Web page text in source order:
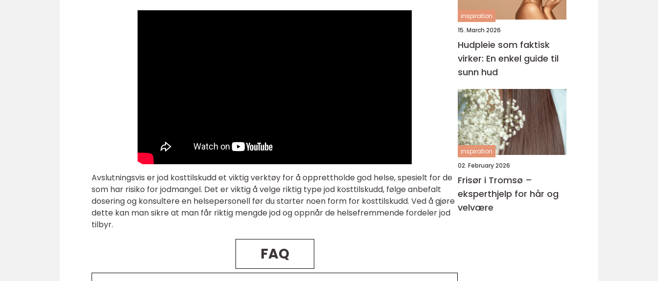
Avslutningsvis er jod kosttilskudd et viktig verktøy for å opprettholde god helse, spesielt for de
som har risiko for jodmangel. Det er viktig å velge riktig type jod kosttilskudd, følge anbefalt
dosering og konsultere en helsepersonell før du starter noen form for kosttilskudd. Ved å gjøre
dette kan man sikre at man får riktig mengde jod og oppnår de helsefremmende fordeler jod
tilbyr.
FAQ
inspiration
15. March 2026
Hudpleie som faktisk
virker: En enkel guide til
sunn hud
inspiration
02. February 2026
Frisør i Tromsø –
eksperthjelp for hår og
velvære